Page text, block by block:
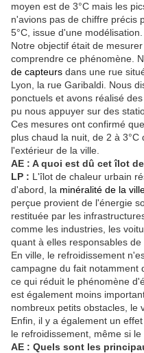
moyen est de 3°C mais les
n'avions pas de chiffre précis
5°C, issue d'une modélisation.
Notre objectif était de
comprendre ce phénomène.
de capteurs dans une rue
Lyon, la rue Garibaldi. Nous
ponctuels et avons réalisé
pu nous appuyer sur des
Ces mesures ont confirmé
plus chaud la nuit, de 2 à
l'extérieur de la ville.
AE : A quoi est dû cet îlot
LP : L'îlot de chaleur urbain
d'abord, la minéralité de la
perçue provient de l'énergie
restituée par les
comme les industries, les
quant à elles responsables de
En ville, le refroidissement
campagne du fait notamment
ce qui réduit le phénomène
est également moins
nombreux petits obstacles, le
Enfin, il y a également un
le refroidissement, même si
AE : Quels sont les